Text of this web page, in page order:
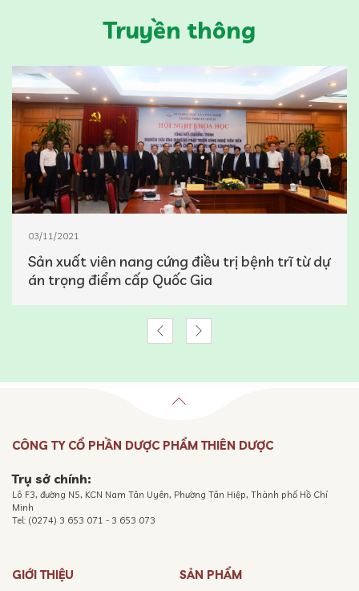
Truyền thông
03/11/2021
Sản xuất viên nang cứng điều trị bệnh trĩ từ dự
án trọng điểm cấp Quốc Gia
CÔNG TY CỔ PHẦN DƯỢC PHẨM THIÊN DƯỢC
Trụ sở chính:
Lô F3, đường N5, KCN Nam Tân Uyên, Phường Tân Hiệp, Thành phố Hồ Chí
Minh
Tel: (0274) 3 653 071 - 3 653 073
GIỚI THIỆU SẢN PHẨM